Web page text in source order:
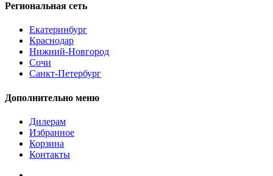
Региональная сеть
Екатеринбург
Краснодар
Нижний-Новгород
Сочи
Санкт-Петербург
Дополнительно меню
Дилерам
Избранное
Корзина
Контакты